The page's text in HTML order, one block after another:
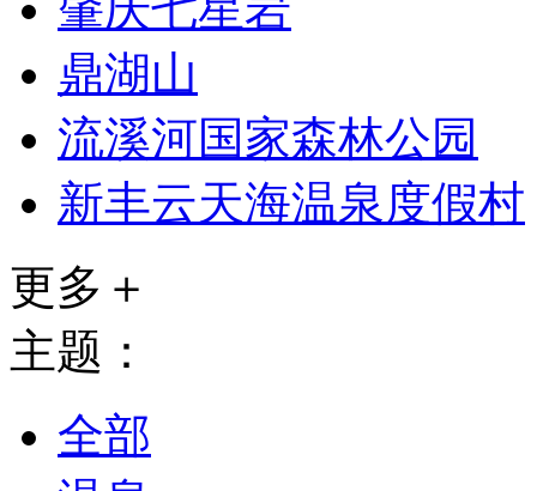
鼎湖山
流溪河国家森林公园
新丰云天海温泉度假村
更多＋
主题：
全部